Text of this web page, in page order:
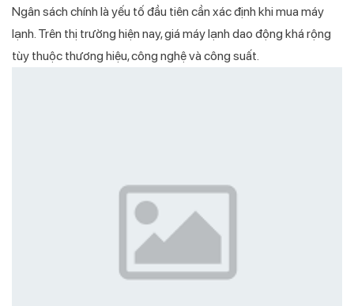
Ngân sách chính là yếu tố đầu tiên cần xác định khi mua máy
lạnh. Trên thị trường hiện nay, giá máy lạnh dao động khá rộng
tùy thuộc thương hiệu, công nghệ và công suất.